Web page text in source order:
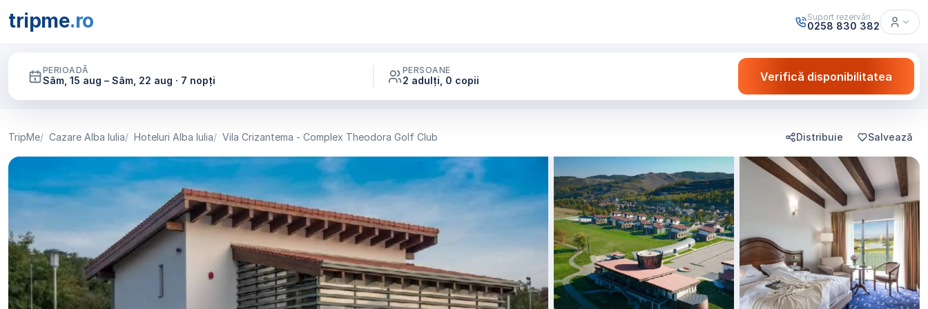
tripme.ro Suport rezervări
0258 830 382
PERIOADĂ
Sâm, 15 aug – Sâm, 22 aug · 7 nopți
PERSOANE
2 adulți, 0 copii Verifică disponibilitatea
TripMe Cazare Alba Iulia Hoteluri Alba Iulia Vila Crizantema - Complex Theodora Golf Club Distribuie Salvează